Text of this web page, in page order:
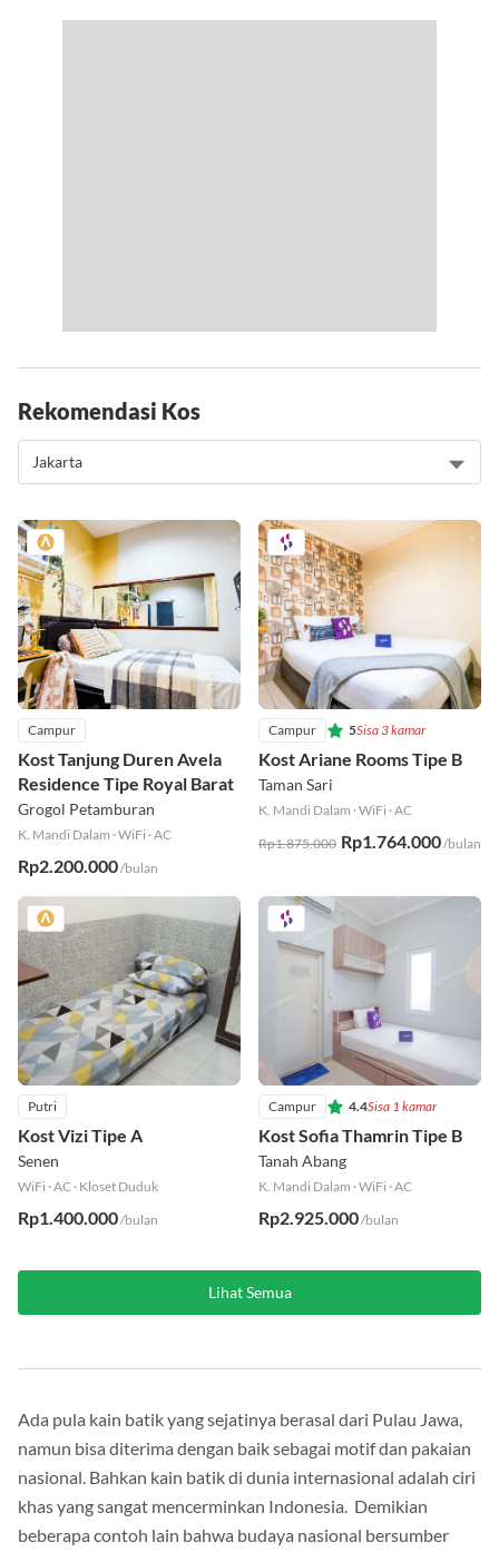
Rekomendasi Kos
Campur
Kost Tanjung Duren Avela
Residence Tipe Royal Barat
Grogol Petamburan
K. Mandi Dalam ·WiFi ·AC
Rp2.200.000/bulan
Campur 5Sisa 3 kamar
Kost Ariane Rooms Tipe B
Taman Sari
K. Mandi Dalam ·WiFi ·AC
Rp1.875.000 Rp1.764.000/bulan
Putri
Kost Vizi Tipe A
Senen
WiFi ·AC · Kloset Duduk
Rp1.400.000/bulan
Campur 4.4Sisa 1 kamar
Kost Sofia Thamrin Tipe B
Tanah Abang
K. Mandi Dalam ·WiFi ·AC
Rp2.925.000/bulan
Lihat Semua
Ada pula kain batik yang sejatinya berasal dari Pulau Jawa,
namun bisa diterima dengan baik sebagai motif dan pakaian
nasional. Bahkan kain batik di dunia internasional adalah ciri
khas yang sangat mencerminkan Indonesia. Demikian
beberapa contoh lain bahwa budaya nasional bersumber